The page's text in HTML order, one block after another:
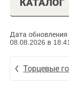
КАТАЛОГ
Дата
08.08.2026 в 18:41
Торцевые